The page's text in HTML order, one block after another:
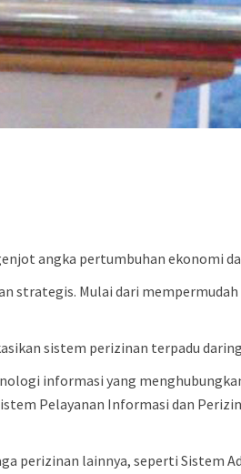
angka pertumbuhan ekonomi
strategis. Mulai dari
sistem perizinan terpadu
informasi yang
Pelayanan Informasi dan
perizinan lainnya, seperti Sistem